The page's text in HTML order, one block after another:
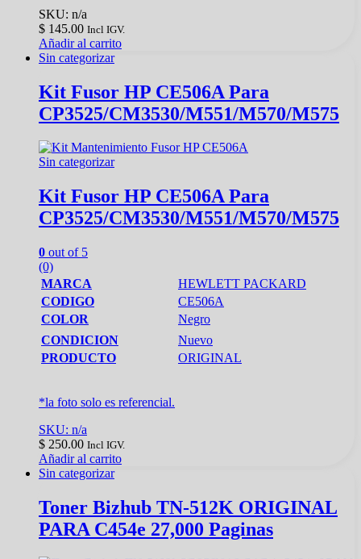
SKU: n/a
$ 145.00 Incl IGV.
Añadir al carrito
Sin categorizar
Kit Fusor HP CE506A Para
CP3525/CM3530/M551/M570/M575
Sin categorizar
Kit Fusor HP CE506A Para
CP3525/CM3530/M551/M570/M575
0 out of 5
(0)
MARCA
HEWLETT PACKARD
CODIGO
CE506A
COLOR
Negro
CONDICION
Nuevo
PRODUCTO
ORIGINAL
*la foto solo es referencial.
SKU: n/a
$ 250.00 Incl IGV.
Añadir al carrito
Sin categorizar
Toner Bizhub TN-512K ORIGINAL
PARA C454e 27,000 Paginas